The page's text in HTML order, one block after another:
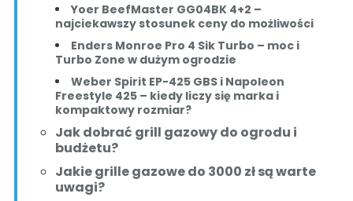
Yoer BeefMaster GG04BK 4+2 –
najciekawszy stosunek ceny do możliwości
Enders Monroe Pro 4 Sik Turbo – moc i
Turbo Zone w dużym ogrodzie
Weber Spirit EP-425 GBS i Napoleon
Freestyle 425 – kiedy liczy się marka i
kompaktowy rozmiar?
Jak dobrać grill gazowy do ogrodu i
budżetu?
Jakie grille gazowe do 3000 zł są warte
uwagi?